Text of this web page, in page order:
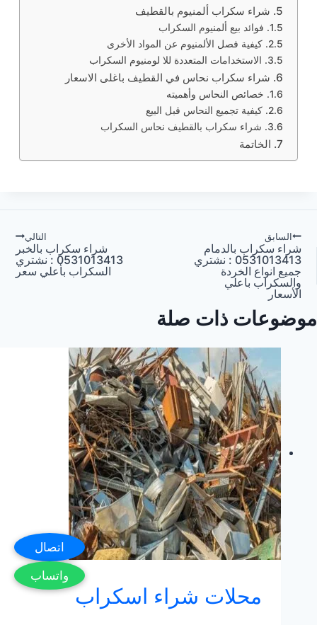
شراء سكراب ألمنيوم بالقطيف
فوائد بيع ألمنيوم السكراب
كيفية فصل الألمنيوم عن المواد الأخرى
الاستخدامات المتعددة للا لومنيوم السكراب
شراء سكراب نحاس في القطيف باغلى الاسعار
خصائص النحاس وأهميته
كيفية تجميع النحاس قبل البيع
شراء سكراب بالقطيف نحاس السكراب
الخاتمة
تصفّح
المقالات
السابق
شراء سكراب بالدمام
0531013413 : نشتري
جميع انواع الخردة
والسكراب باعلي
الأسعار
التالي
شراء سكراب بالخبر
0531013413 : نشتري
السكراب بأعلي سعر
موضوعات ذات صلة
محلات شراء اسكراب
اتصال
واتساب